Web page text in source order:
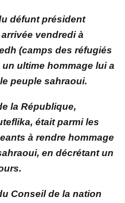
défunt président
vendredi à
(camps des réfugiés
ultime hommage lui a
peuple sahraoui.
la République,
était parmi les
à rendre hommage
en décrétant un
Conseil de la nation